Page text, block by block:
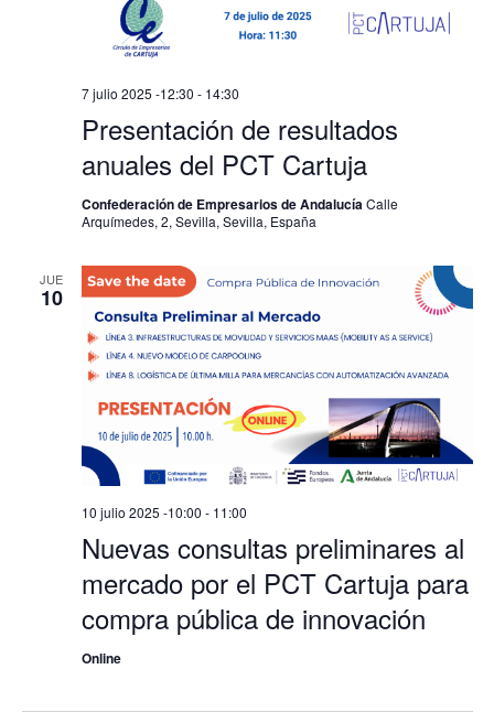
Presentación de resultados
anuales del PCT Cartuja
7 julio 2025 -12:30 - 14:30
Confederación de Empresarios de AndalucíaCalle
Arquímedes, 2, Sevilla, Sevilla, España
JUE
10
Nuevas consultas preliminares al
mercado por el PCT Cartuja para
compra pública de innovación
10 julio 2025 -10:00 - 11:00
Online